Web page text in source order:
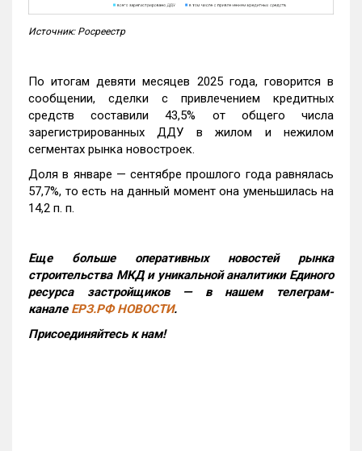
Источник: Росреестр
По итогам девяти месяцев 2025 года, говорится в
сообщении, сделки с привлечением кредитных
средств составили 43,5% от общего числа
зарегистрированных ДДУ в жилом и нежилом
сегментах рынка новостроек.
Доля в январе — сентябре прошлого года равнялась
57,7%, то есть на данный момент она уменьшилась на
14,2 п. п.
Еще больше оперативных новостей рынка
строительства МКД и уникальной аналитики Единого
ресурса застройщиков — в нашем телеграм-
канале ЕРЗ.РФ НОВОСТИ.
Присоединяйтесь к нам!